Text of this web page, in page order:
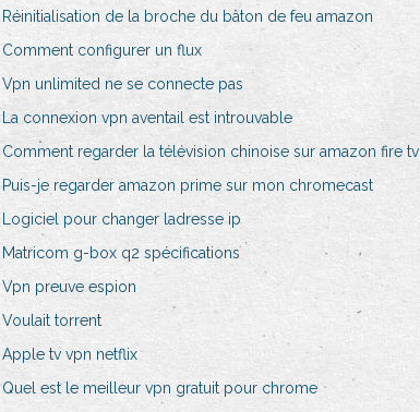
Réinitialisation de la broche du bâton de feu amazon
Comment configurer un flux
Vpn unlimited ne se connecte pas
La connexion vpn aventail est introuvable
Comment regarder la télévision chinoise sur amazon fire tv
Puis-je regarder amazon prime sur mon chromecast
Logiciel pour changer ladresse ip
Matricom g-box q2 spécifications
Vpn preuve espion
Voulait torrent
Apple tv vpn netflix
Quel est le meilleur vpn gratuit pour chrome